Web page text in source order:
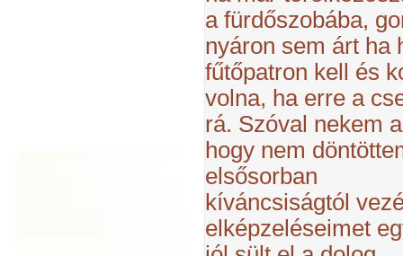
a fürdőszobába,
nyáron sem árt ha
fűtőpatron kell és
volna, ha erre a
rá. Szóval nekem
hogy nem
elsősorban
kíváncsiságtól
elképzeléseimet